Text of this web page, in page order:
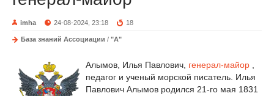
imha 24-08-2024, 23:18 18
База знаний Ассоциации / "А"
Алымов, Илья Павлович, генерал-майор ,
педагог и ученый морской писатель. Илья
Павлович Алымов родился 21-го мая 1831